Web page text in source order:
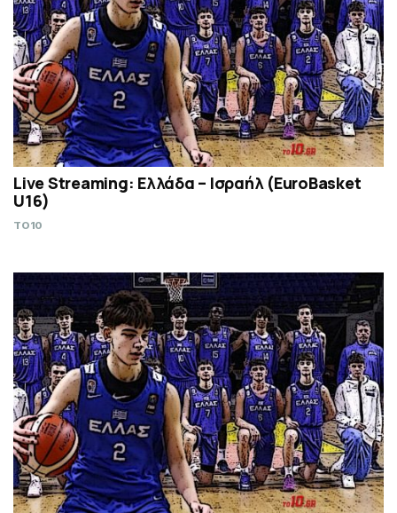
Live Streaming: Ελλάδα – Ισραήλ (ΕuroBasket
U16)
TO10